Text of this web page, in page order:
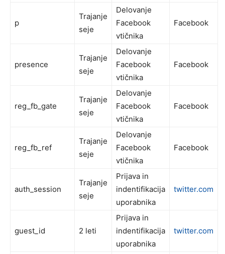
p
Trajanje
seje
Delovanje
Facebook
vtičnika
Facebook
presence
Trajanje
seje
Delovanje
Facebook
vtičnika
Facebook
reg_fb_gate
Trajanje
seje
Delovanje
Facebook
vtičnika
Facebook
reg_fb_ref
Trajanje
seje
Delovanje
Facebook
vtičnika
Facebook
auth_session
Trajanje
seje
Prijava in
indentifikacija
uporabnika
twitter.com
guest_id 2 leti
Prijava in
indentifikacija
uporabnika
twitter.com